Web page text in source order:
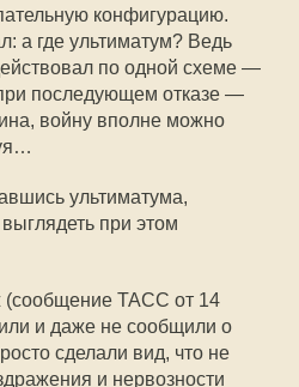
конфигурацию.
а где ультиматум? Ведь
по одной схеме —
последующем отказе —
войну вполне можно
ультиматума,
при этом
(сообщение ТАСС от 14
и даже не сообщили о
сделали вид, что не
и нервозности